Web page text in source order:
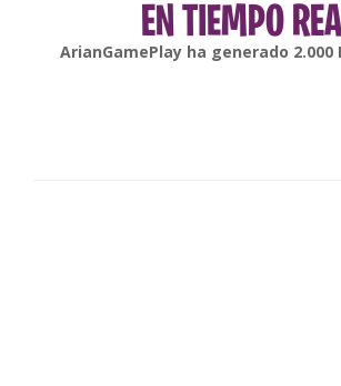
EN TIEMPO
gonsabellaha generado6.000